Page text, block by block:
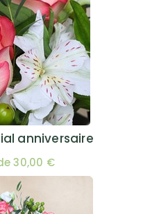
anniversaire
30,00 €